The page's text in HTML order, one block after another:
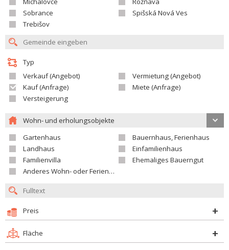
Sobrance
Spišská Nová Ves
Trebišov
Typ
Verkauf (Angebot)
Vermietung (Angebot)
Kauf (Anfrage)
Miete (Anfrage)
Versteigerung
Wohn- und erholungsobjekte
Gartenhaus
Bauernhaus, Ferienhaus
Landhaus
Einfamilienhaus
Familienvilla
Ehemaliges Bauerngut
Anderes Wohn- oder Ferienobjekt
Preis
Fläche